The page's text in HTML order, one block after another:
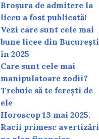
Broșura de admitere la
liceu a fost publicată!
Vezi care sunt cele mai
bune licee din București
în 2025
Care sunt cele mai
manipulatoare zodii?
Trebuie să te ferești de
ele
Horoscop 13 mai 2025.
Racii primesc avertizări